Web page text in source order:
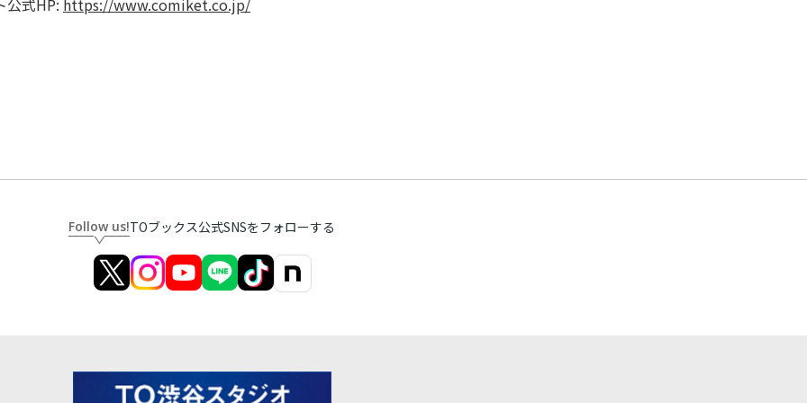
公式HP: https://www.comiket.co.jp/
Follow us!TOブックス公式SNSをフォローする